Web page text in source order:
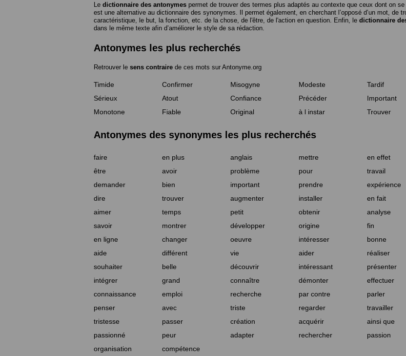
Le dictionnaire des antonymes permet de trouver des termes plus adaptés au contexte que ceux dont on
est une alternative au dictionnaire des synonymes. Il permet également, en cherchant l’opposé d’un mot, de
caractéristique, le but, la fonction, etc. de la chose, de l'être, de l'action en question. Enfin, le dictionnaire
dans le même texte afin d’améliorer le style de sa rédaction.
Antonymes les plus recherchés
Retrouver le sens contraire de ces mots sur Antonyme.org
Timide Confirmer Misogyne Modeste Tardif
Sérieux
Atout Confiance Précéder Important
Monotone
Fiable Original à l instar Trouver
Antonymes des synonymes les plus recherchés
faire en plus anglais mettre en effet
être
avoir problème pour travail
demander
bien important prendre expérience
dire
trouver augmenter installer en fait
aimer
temps petit obtenir analyse
savoir
montrer développer origine fin
en ligne
changer oeuvre intéresser bonne
aide
différent vie aider réaliser
souhaiter
belle découvrir intéressant présenter
intégrer
grand connaître démonter effectuer
connaissance
emploi recherche par contre parler
penser
avec triste regarder travailler
tristesse
passer création acquérir ainsi que
passionné
peur adapter rechercher passion
organisation
compétence